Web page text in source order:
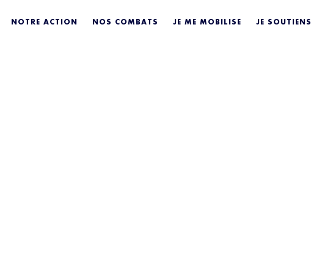
NOTRE ACTION NOS COMBATS JE ME MOBILISE JE SOUTIENS